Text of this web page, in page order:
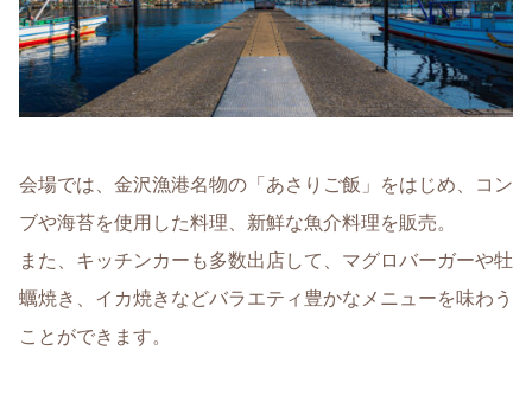
会場では、金沢漁港名物の「あさりご飯」をはじめ、コン
ブや海苔を使用した料理、新鮮な魚介料理を販売。
また、キッチンカーも多数出店して、マグロバーガーや牡
蠣焼き、イカ焼きなどバラエティ豊かなメニューを味わう
ことができます。